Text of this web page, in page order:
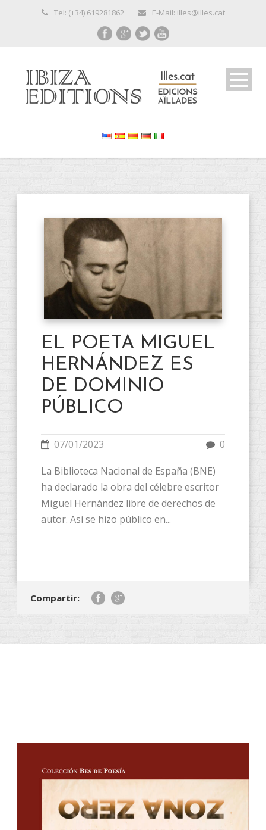
Tel: (+34) 619281862 E-Mail: illes@illes.cat
EL POETA MIGUEL
HERNÁNDEZ ES
DE DOMINIO
PÚBLICO
07/01/2023 0
La Biblioteca Nacional de España (BNE)
ha declarado la obra del célebre escritor
Miguel Hernández libre de derechos de
autor. Así se hizo público en...
Compartir: